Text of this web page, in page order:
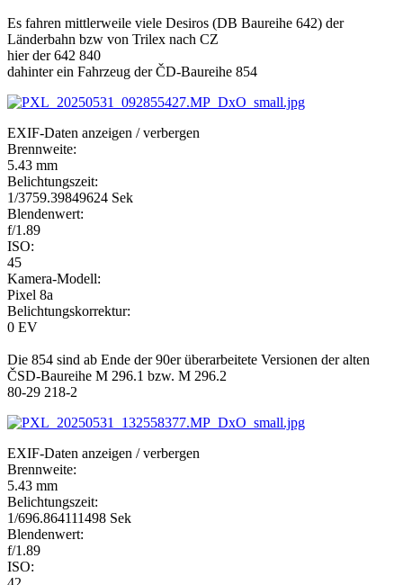
Es fahren mittlerweile viele Desiros (DB Baureihe 642) der
Länderbahn bzw von Trilex nach CZ
hier der 642 840
dahinter ein Fahrzeug der ČD-Baureihe 854
EXIF-Daten anzeigen / verbergen
Brennweite:
5.43 mm
Belichtungszeit:
1/3759.39849624 Sek
Blendenwert:
f/1.89
ISO:
45
Kamera-Modell:
Pixel 8a
Belichtungskorrektur:
0 EV
Die 854 sind ab Ende der 90er überarbeitete Versionen der alten
ČSD-Baureihe M 296.1 bzw. M 296.2
80-29 218-2
EXIF-Daten anzeigen / verbergen
Brennweite:
5.43 mm
Belichtungszeit:
1/696.864111498 Sek
Blendenwert:
f/1.89
ISO: